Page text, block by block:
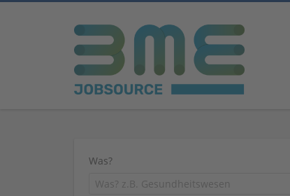
Was?